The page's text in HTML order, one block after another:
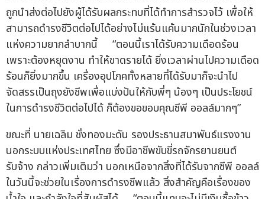
ถูกนำส่งต่อไปยังผู้ได้รับผลกระทบที่ได้ทำการสำรวจไว้ เพื่อให้
สามารถดำรงชีวิตต่อไปได้อย่างไม่แร้นแค้นมากนักในช่วงเวลา
แห่งความยากลำบากนี้ “ตอนนี้เราได้รับความเดือดร้อน
เพราะต้องหยุดงาน ทำให้ขาดรายได้ ยิ่งเวลาผ่านไปความเดือด
ร้อนก็ยิ่งมากขึ้น เครื่องอุปโภคทั้งหลายที่ได้รับมาก็จะนำไป
จัดสรรเป็นถุงยังชีพเพื่อแบ่งปันให้กับพี่ๆ น้องๆ เป็นประโยชน์
ในการดำรงชีวิตต่อไปได้ ก็ต้องขอขอบคุณซีพี ออลล์มากๆ”
ขณะที่ นายเฉลิม ชั่งทองมะดัน รองประธานสมาพันธ์แรงงาน
นอกระบบแห่งประเทศไทย ซึ่งมีอาชีพขับขี่รถจักรยานยนต์
รับจ้าง กล่าวเพิ่มเติมว่า นอกเหนือจากสิ่งที่ได้รับจากซีพี ออลล์
ในวันนี้จะช่วยในเรื่องการดำรงชีพแล้ว สิ่งสำคัญคือเรื่องของ